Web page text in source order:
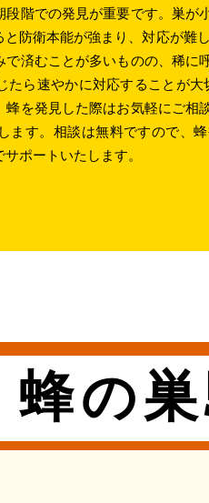
階での発見が重要です。巣が
防衛本能が強まり、対応が難
済むことが多いものの、稀に
たら速やかに対応することが
を発見した際はお気軽にご相
ます。相談は無料ですので、
ポートいたします。
蜂の